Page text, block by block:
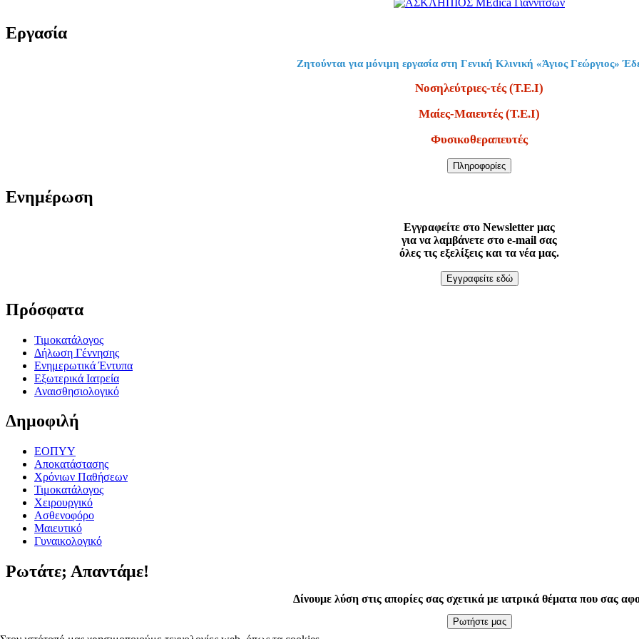
Εργασία
Ζητούνται για μόνιμη εργασία στη Γενική Κλινική «Άγιος Γεώργιος»
Νοσηλεύτριες-τές (Τ.Ε.Ι)
Μαίες-Μαιευτές (Τ.Ε.Ι)
Φυσικοθεραπευτές
Πληροφορίες
Ενημέρωση
Εγγραφείτε στο Newsletter μας
για να λαμβάνετε στο e-mail σας
όλες τις εξελίξεις και τα νέα μας.
Εγγραφείτε εδώ
Πρόσφατα
Τιμοκατάλογος
Δήλωση Γέννησης
Ενημερωτικά Έντυπα
Εξωτερικά Ιατρεία
Αναισθησιολογικό
Δημοφιλή
ΕΟΠΥΥ
Αποκατάστασης
Χρόνιων Παθήσεων
Τιμοκατάλογος
Χειρουργικό
Ασθενοφόρο
Μαιευτικό
Γυναικολογικό
Ρωτάτε; Απαντάμε!
Δίνουμε λύση στις απορίες σας σχετικά με ιατρικά θέματα που σας
Ρωτήστε μας